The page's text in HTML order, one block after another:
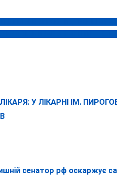
ЛІКАРЯ: У ЛІКАРНІ ІМ.
сенатор рф оскаржує